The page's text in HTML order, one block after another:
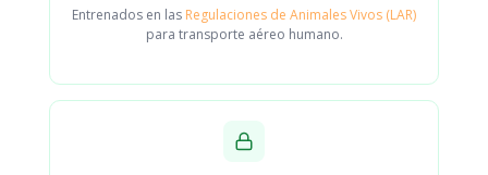
Entrenados en las Regulaciones de Animales Vivos (LAR)
para transporte aéreo humano.